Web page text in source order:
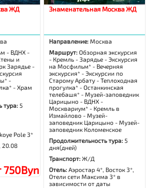
ЖД
- ВДНХ -
и
Зарядье -
-
- Храм
тура: 5
Pole 3*
20.08
750Byn
Знаменательная Москва ЖД
Направление: Москва
Маршрут:Обзорная экскурсия
- Кремль - Зарядье - Экскурсия
на Мосфильм* - Вечерняя
экскурсия* - Экскурсии по
Старому Арбату - Теплоходная
прогулка* - Останкинская
телебашя* - Музей-заповедник
Царицыно - ВДНХ -
Москвариум* - Кремль в
Измайлово - Музей-
заповедник Царицыно - Музей-
заповедник Коломенское
Продолжительность тура: 5
дня(дней)
Транспорт:Ж/Д
Отель:Аэростар 4*, Восток 3*,
Отели сети Максима 3* в
зависимости от даты